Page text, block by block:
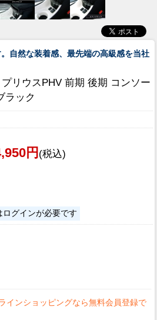
自然な装着感、最先端の高級感を当社
リウスPHV 前期 後期 コンソー
ラック
円 (税込)
グインが必要です